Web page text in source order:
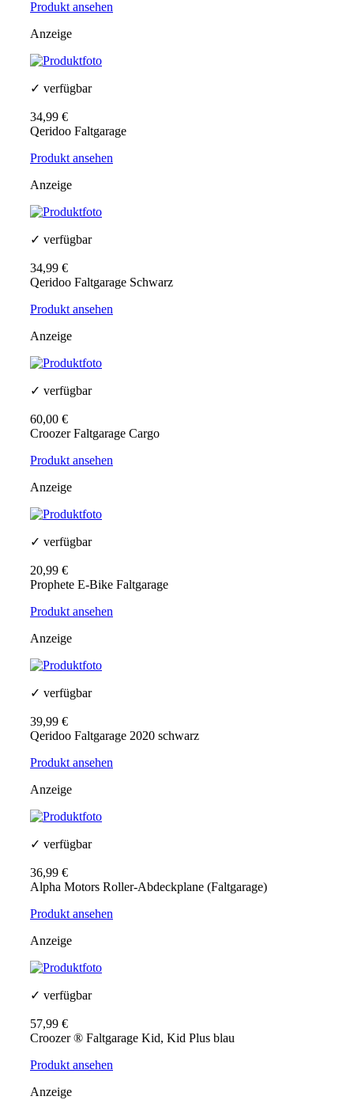
Produkt ansehen
Anzeige
✓ verfügbar
34,99 €
Qeridoo Faltgarage
Produkt ansehen
Anzeige
✓ verfügbar
34,99 €
Qeridoo Faltgarage Schwarz
Produkt ansehen
Anzeige
✓ verfügbar
60,00 €
Croozer Faltgarage Cargo
Produkt ansehen
Anzeige
✓ verfügbar
20,99 €
Prophete E-Bike Faltgarage
Produkt ansehen
Anzeige
✓ verfügbar
39,99 €
Qeridoo Faltgarage 2020 schwarz
Produkt ansehen
Anzeige
✓ verfügbar
36,99 €
Alpha Motors Roller-Abdeckplane (Faltgarage)
Produkt ansehen
Anzeige
✓ verfügbar
57,99 €
Croozer ® Faltgarage Kid, Kid Plus blau
Produkt ansehen
Anzeige